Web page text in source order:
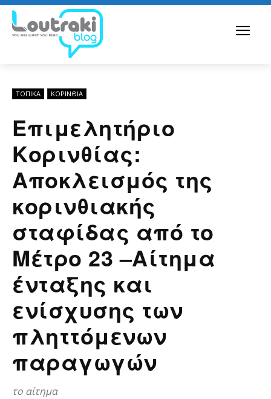
ΤΟΠΙΚΑ ΚΟΡΙΝΘΊΑ
Επιμελητήριο
Κορινθίας:
Αποκλεισμός της
κορινθιακής
σταφίδας από το
Μέτρο 23 –Αίτημα
ένταξης και
ενίσχυσης των
πληττόμενων
παραγωγών
το αίτημα